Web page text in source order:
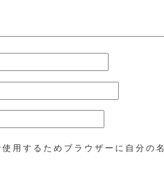
用するためブラウザーに自分の